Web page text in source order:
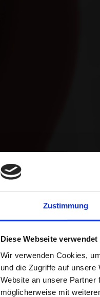
Zustimmung
Diese Webseite
Wir verwenden Cookies,
und die Zugriffe auf
Website an unsere Partner
möglicherweise mit